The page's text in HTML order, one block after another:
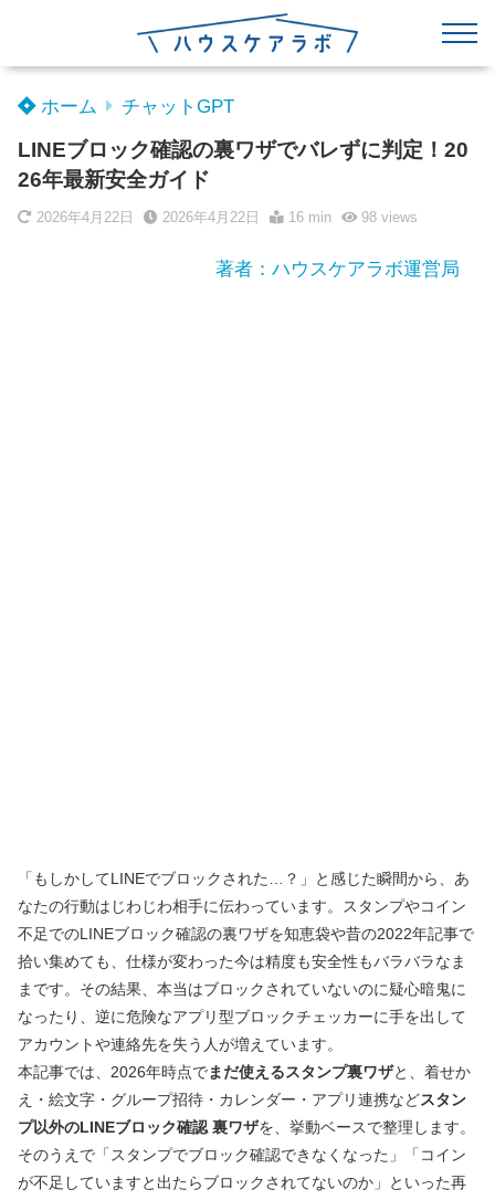
ホーム チャットGPT
LINEブロック確認の裏ワザでバレずに判定！20
26年最新安全ガイド
2026年4月22日 2026年4月22日 16 min 98views
著者：ハウスケアラボ運営局
「もしかしてLINEでブロックされた…？」と感じた瞬間から、あ
なたの行動はじわじわ相手に伝わっています。スタンプやコイン
不足でのLINEブロック確認の裏ワザを知恵袋や昔の2022年記事で
拾い集めても、仕様が変わった今は精度も安全性もバラバラなま
まです。その結果、本当はブロックされていないのに疑心暗鬼に
なったり、逆に危険なアプリ型ブロックチェッカーに手を出して
アカウントや連絡先を失う人が増えています。
本記事では、2026年時点でまだ使えるスタンプ裏ワザと、着せか
え・絵文字・グループ招待・カレンダー・アプリ連携などスタン
プ以外のLINEブロック確認 裏ワザを、挙動ベースで整理します。
そのうえで「スタンプでブロック確認できなくなった」「コイン
が不足していますと出たらブロックされてないのか」といった再